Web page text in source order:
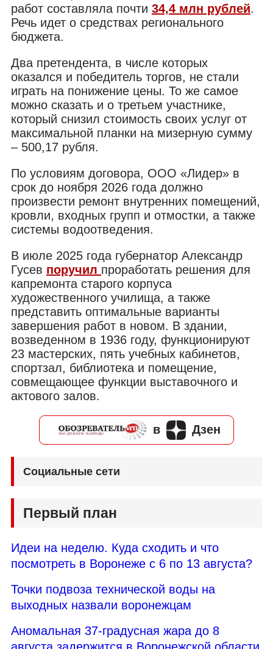
работ составляла почти 34,4 млн рублей.
Речь идет о средствах регионального
бюджета.
Два претендента, в числе которых
оказался и победитель торгов, не стали
играть на понижение цены. То же самое
можно сказать и о третьем участнике,
который снизил стоимость своих услуг от
максимальной планки на мизерную сумму
– 500,17 рубля.
По условиям договора, ООО «Лидер» в
срок до ноября 2026 года должно
произвести ремонт внутренних помещений,
кровли, входных групп и отмостки, а также
системы водоотведения.
В июле 2025 года губернатор Александр
Гусев поручил проработать решения для
капремонта старого корпуса
художественного училища, а также
представить оптимальные варианты
завершения работ в новом. В здании,
возведенном в 1936 году, функционируют
23 мастерских, пять учебных кабинетов,
спортзал, библиотека и помещение,
совмещающее функции выставочного и
актового залов.
в Дзен
Социальные сети
Первый план
Идеи на неделю. Куда сходить и что
посмотреть в Воронеже с 6 по 13 августа?
Точки подвоза технической воды на
выходных назвали воронежцам
Аномальная 37-градусная жара до 8